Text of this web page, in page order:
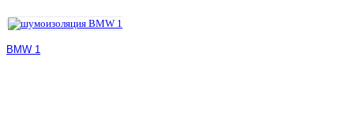
BMW 1